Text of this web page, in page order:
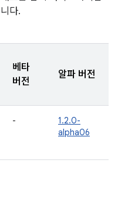
니다.
베타
버전
알파 버전
-
1.2.0-
alpha06